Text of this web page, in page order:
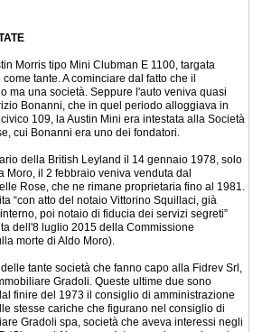
Morris tipo Mini Clubman E 1100, targata
tante. A cominciare dal fatto che il
ma una società. Seppure l'auto veniva quasi
Bonanni, che in quel periodo alloggiava in
109, la Austin Mini era intestata alla Società
cui Bonanni era uno dei fondatori.
della British Leyland il 14 gennaio 1978, solo
Moro, il 2 febbraio veniva venduta dal
Rose, che ne rimane proprietaria fino al 1981.
“con atto del notaio Vittorino Squillaci, già
poi notaio di fiducia dei servizi segreti”
dell'8 luglio 2015 della Commissione
morte di Aldo Moro).
tante società che fanno capo alla Fidrev Srl,
Gradoli. Queste ultime due sono
finire del 1973 il consiglio di amministrazione
stesse cariche che figurano nel consiglio di
Gradoli spa, società che aveva interessi negli